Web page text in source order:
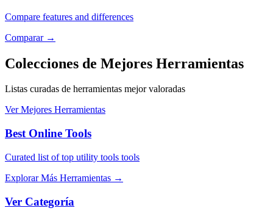
Compare features and differences
Comparar→
Colecciones de Mejores Herramientas
Listas curadas de herramientas mejor valoradas
Ver Mejores Herramientas
Best Online Tools
Curated list of top utility tools tools
Explorar Más Herramientas →
Ver Categoría